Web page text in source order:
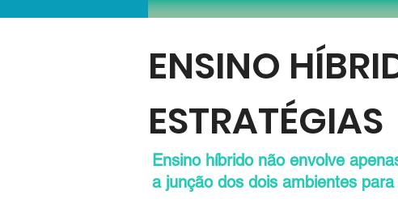
ENSINO
ESTRATÉGIAS
Ensino híbrido não envolve
a junção dos dois ambientes